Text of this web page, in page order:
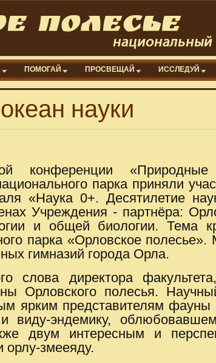
ПОМОГАЙ ПРОСВЕЩАЙ ИССЛЕДУЙ
науки
конференции
парка приняли
«Наука 0+. Десятилетие
Учреждения - партнёра:
и общей биологии. Тема
парка «Орловское полесье».
гимназий города Орла.
слова директора
Орловского полесья.
ярким представителям
виду-эндемику,
двум интересным и
орлу-змееяду.